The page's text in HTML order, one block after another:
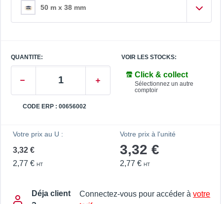
50 m x 38 mm
QUANTITE:
CODE ERP : 00656002
VOIR LES STOCKS:
Click & collect
Sélectionnez un autre
comptoir
Votre prix au U :
3,32 €
2,77 € HT
Votre prix à l'unité
3,32 €
2,77 € HT
Déja client
Connectez-vous pour accéder àvotre